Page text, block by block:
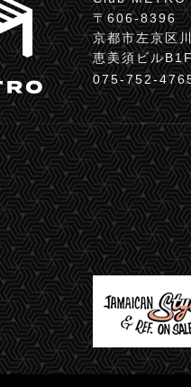
〒606-8396
京都市左京区
恵美須ビル
075-752-